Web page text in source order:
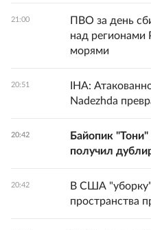
21:00
ПВО за день
над
морями
20:51
IHA:
Nadezhda
20:42
Байопик
получил
20:42
В США
пространства